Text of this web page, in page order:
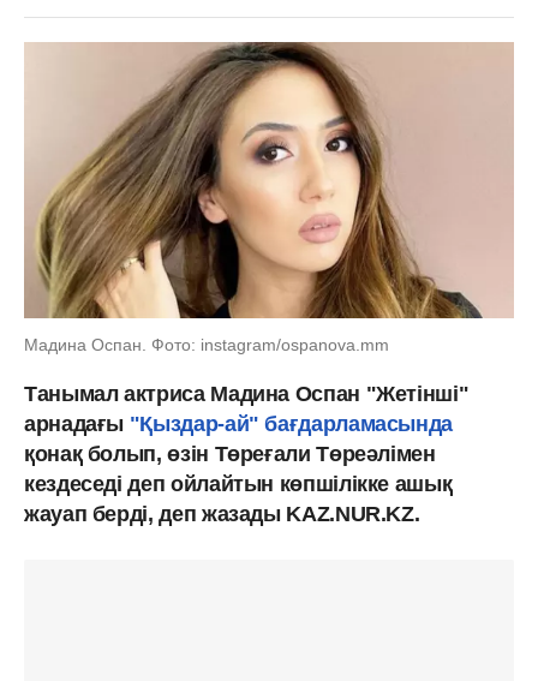
Мадина Оспан. Фото: instagram/ospanova.mm
Танымал актриса Мадина Оспан "Жетінші"
арнадағы "Қыздар-ай" бағдарламасында
қонақ болып, өзін Төреғали Төреәлімен
кездеседі деп ойлайтын көпшілікке ашық
жауап берді, деп жазады KAZ.NUR.KZ.